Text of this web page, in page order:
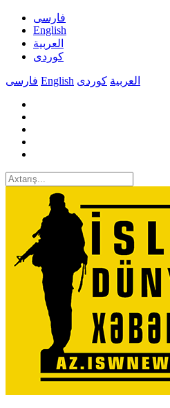
فارسی
English
العربیة
کوردی
فارسی English العربیة کوردی